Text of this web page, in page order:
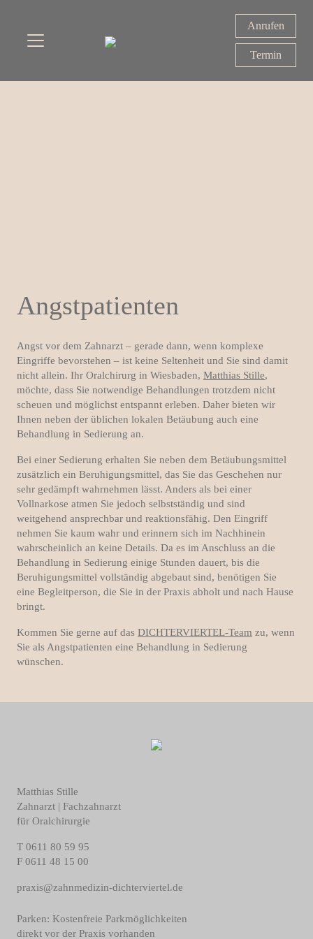
Anrufen
Termin
Angstpatienten
Angst vor dem Zahnarzt – gerade dann, wenn komplexe
Eingriffe bevorstehen – ist keine Seltenheit und Sie sind damit
nicht allein. Ihr Oralchirurg in Wiesbaden, Matthias Stille,
möchte, dass Sie notwendige Behandlungen trotzdem nicht
scheuen und möglichst entspannt erleben. Daher bieten wir
Ihnen neben der üblichen lokalen Betäubung auch eine
Behandlung in Sedierung an.
Bei einer Sedierung erhalten Sie neben dem Betäubungsmittel
zusätzlich ein Beruhigungsmittel, das Sie das Geschehen nur
sehr gedämpft wahrnehmen lässt. Anders als bei einer
Vollnarkose atmen Sie jedoch selbstständig und sind
weitgehend ansprechbar und reaktionsfähig. Den Eingriff
nehmen Sie kaum wahr und erinnern sich im Nachhinein
wahrscheinlich an keine Details. Da es im Anschluss an die
Behandlung in Sedierung einige Stunden dauert, bis die
Beruhigungsmittel vollständig abgebaut sind, benötigen Sie
eine Begleitperson, die Sie in der Praxis abholt und nach Hause
bringt.
Kommen Sie gerne auf das DICHTERVIERTEL-Team zu, wenn
Sie als Angstpatienten eine Behandlung in Sedierung
wünschen.
Matthias Stille
Zahnarzt | Fachzahnarzt
für Oralchirurgie
T 0611 80 59 95
F 0611 48 15 00
praxis@zahnmedizin-dichterviertel.de
Parken: Kostenfreie Parkmöglichkeiten
direkt vor der Praxis vorhanden